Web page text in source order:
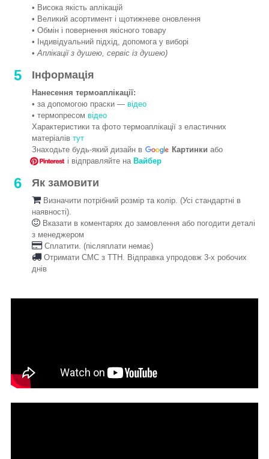
• Висока якість аплікацій
• Великий асортимент і щотижневе оновлення
• Обмін і повернення якісного товару
• Індивідуальний підхід, допомога у виборі
•Аплікації з душею, сервіс із душею)
5 Інформація
Нанесення термоаплікації:
• за допомогою праски — відео
• термопресом відео
Характеристики та фото термоаплікації з еластичних
матеріалів тут
Знаходьте будь-який дизайн в
Картинки або
і відправляйте на Вайбер
6 Як замовити
Визначити потрібний розмір та колір. (Усі стандартні в
наявності).
Вказати в коментарях до замовлення або погодити деталі
з менеджером
Сплатити. (післяплати немає)
Отримати СМС з ТТН. Відправка упродовж 3-х робочих
днів